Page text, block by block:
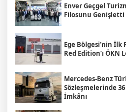
Enver Geçgel
Filosunu Genişletti
Ege Bölgesi'nin İlk
Red Edition’ı ÖKN
Mercedes-Benz
Sözleşmelerinde
İmkânı